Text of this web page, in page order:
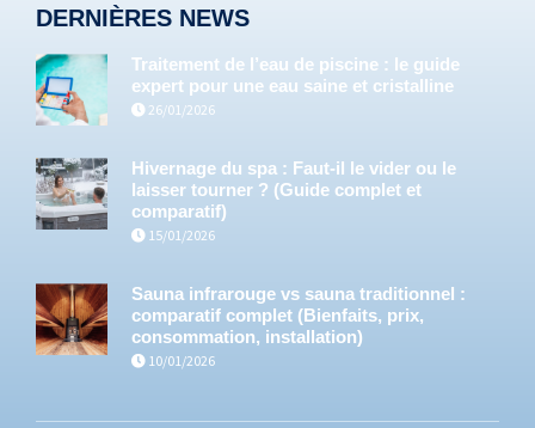
DERNIÈRES NEWS
Traitement de l’eau de piscine : le guide
expert pour une eau saine et cristalline
26/01/2026
Hivernage du spa : Faut-il le vider ou le
laisser tourner ? (Guide complet et
comparatif)
15/01/2026
Sauna infrarouge vs sauna traditionnel :
comparatif complet (Bienfaits, prix,
consommation, installation)
10/01/2026